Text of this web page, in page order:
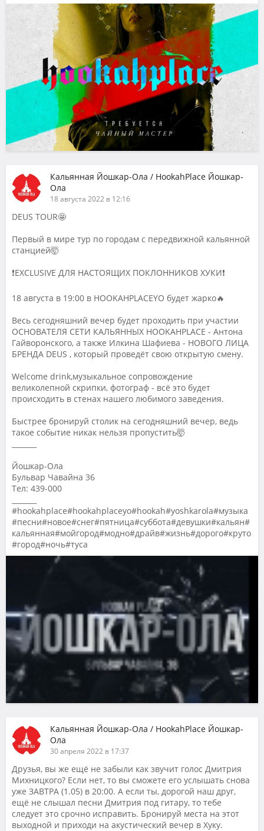
Кальянная Йошкар-Ола / HookahPlace Йошкар-
Ола
18 августа 2022 в 12:16
DEUS TOUR🤩
Первый в мире тур по городам с передвижной кальянной
станцией🤯
❗️EXCLUSIVE ДЛЯ НАСТОЯЩИХ ПОКЛОННИКОВ ХУКИ❗️
18 августа в 19:00 в HOOKAHPLACEYO будет жарко🔥
Весь сегодняшний вечер будет проходить при участии
ОСНОВАТЕЛЯ СЕТИ КАЛЬЯННЫХ HOOKAHPLACE - Антона
Гайворонского, а также Илкина Шафиева - НОВОГО ЛИЦА
БРЕНДА DEUS , который проведёт свою открытую смену.
Welcome drink,музыкальное сопровождение
великолепной скрипки, фотограф - всё это будет
происходить в стенах нашего любимого заведения.
Быстрее бронируй столик на сегодняшний вечер, ведь
такое событие никак нельзя пропустить🤯
Йошкар-Ола
Бульвар Чавайна 36
Тел: 439-000
#hookahplace#hookahplaceyo#hookah#yoshkarola#музыка
#песни#новое#снег#пятница#суббота#девушки#кальян#
кальянная#мойгород#модно#драйв#жизнь#дорого#круто
#город#ночь#туса
Кальянная Йошкар-Ола / HookahPlace Йошкар-
Ола
30 апреля 2022 в 17:37
Друзья, вы же ещё не забыли как звучит голос Дмитрия
Михницкого? Если нет, то вы сможете его услышать снова
уже ЗАВТРА (1.05) в 20:00. А если ты, дорогой наш друг,
ещё не слышал песни Дмитрия под гитару, то тебе
следует это срочно исправить. Бронируй места на этот
выходной и приходи на акустический вечер в Хуку.